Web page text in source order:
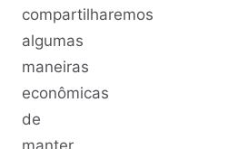
compartilharemos
algumas
maneiras
econômicas
de